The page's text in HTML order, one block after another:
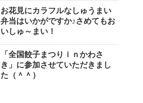
お花見にカラフルなしゅうまい
弁当はいかがですか♪さめてもお
いしゅ～まい！
「全国餃子まつりｉｎかわさ
き」に参加させていただきまし
た（＾＾）